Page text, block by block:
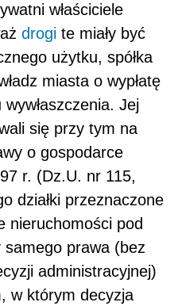
właściciele
drogi te miały być
użytku, spółka
miasta o wypłatę
Jej
się przy tym na
o gospodarce
r. (Dz.U. nr 115,
działki przeznaczone
nieruchomości pod
prawa (bez
administracyjnej)
w którym decyzja